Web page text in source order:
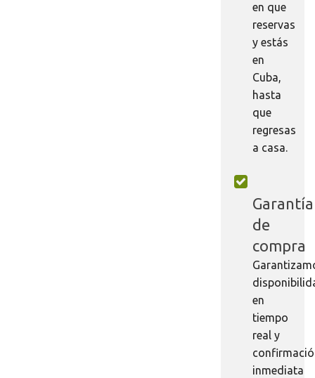
en que
reservas
y estás
en
Cuba,
hasta
que
regresas
a casa.
Garantía
de
compra
en
tiempo
real y
inmediata